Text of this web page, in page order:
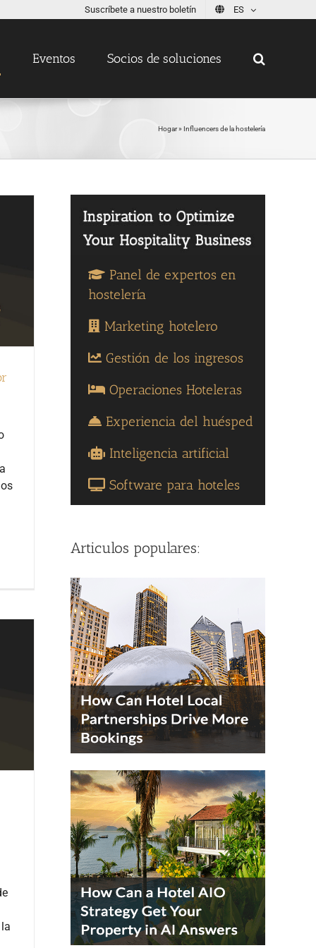
Suscríbete a nuestro boletín ES
Eventos Socios de soluciones
Hogar» Influencers de la hostelería
Panel de expertos en
hostelería
Marketing hotelero
Gestión de los ingresos
Operaciones Hoteleras
Experiencia del huésped
Inteligencia artificial
Software para hoteles
Articulos populares: